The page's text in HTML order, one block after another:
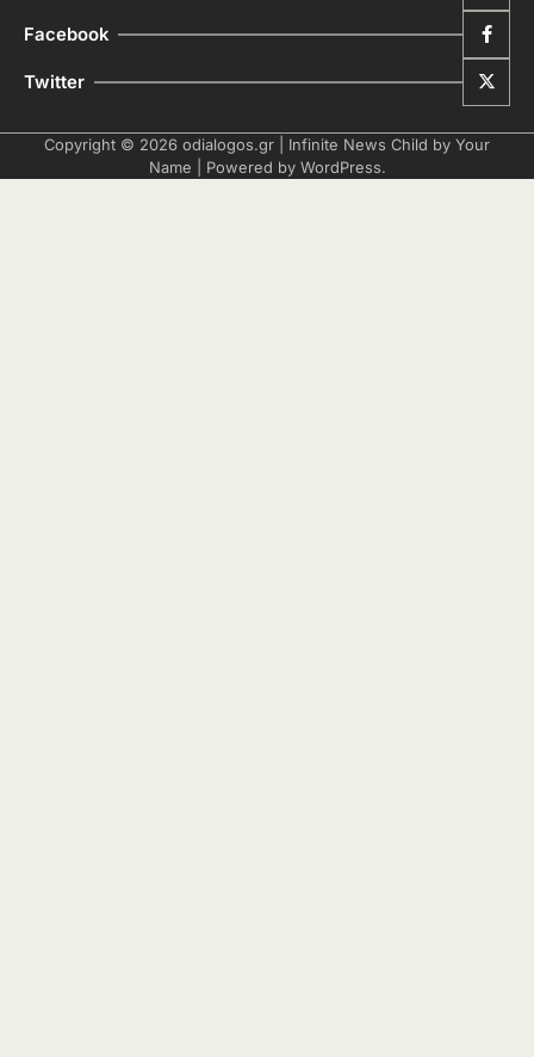
Facebook
Twitter
Copyright © 2026 odialogos.gr | Infinite News Child by Your
Name | Powered by WordPress.